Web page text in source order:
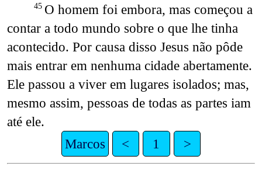
45 O homem foi embora, mas começou a
contar a todo mundo sobre o que lhe tinha
acontecido. Por causa disso Jesus não pôde
mais entrar em nenhuma cidade abertamente.
Ele passou a viver em lugares isolados; mas,
mesmo assim, pessoas de todas as partes iam
até ele.
Marcos
< 1 >